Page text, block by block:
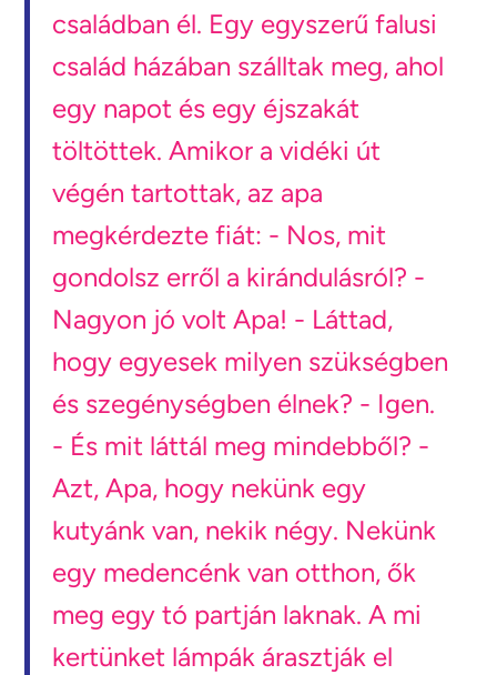
családban él. Egy egyszerű falusi
család házában szálltak meg, ahol
egy napot és egy éjszakát
töltöttek. Amikor a vidéki út
végén tartottak, az apa
megkérdezte fiát: - Nos, mit
gondolsz erről a kirándulásról? -
Nagyon jó volt Apa! - Láttad,
hogy egyesek milyen szükségben
és szegénységben élnek? - Igen.
- És mit láttál meg mindebből? -
Azt, Apa, hogy nekünk egy
kutyánk van, nekik négy. Nekünk
egy medencénk van otthon, ők
meg egy tó partján laknak. A mi
kertünket lámpák árasztják el